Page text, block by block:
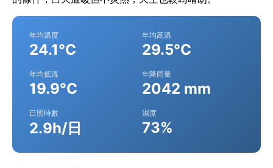
年均溫度
24.1°C
年均高溫
29.5°C
年均低溫
19.9°C
年降雨量
2042 mm
日照時數
2.9h/日
濕度
73%